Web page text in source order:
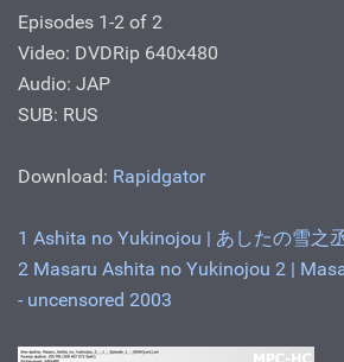
Episodes 1-2 of 2
Video: DVDRip 640x480
Audio: JAP
SUB: RUS
Download: Rapidgator
1 Ashita no Yukinojou | あしたの雪之
2 Masaru Ashita no Yukinojou 2 |
- uncensored 2003